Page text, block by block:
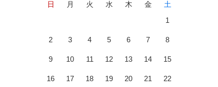
日 月 火 水 木 金
土
1
2 3 4 5 6 7 8
9 10 11 12 13 14 15
16 17 18 19 20 21 22